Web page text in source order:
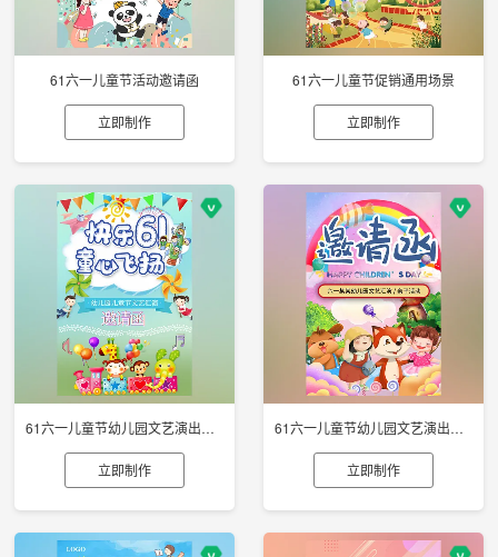
61六一儿童节活动邀请函
立即制作
61六一儿童节促销通用场景
立即制作
61六一儿童节幼儿园文艺演出邀请函
立即制作
61六一儿童节幼儿园文艺演出邀请函
立即制作